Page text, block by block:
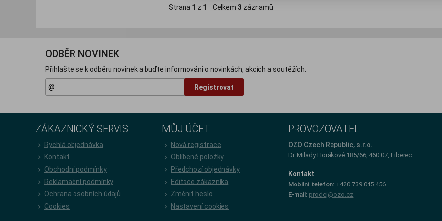
Strana 1 z 1 Celkem 3 záznamů
ODBĚR NOVINEK
Přihlašte se k odběru novinek a buďte informováni o novinkách, akcích a soutěžích.
Registrovat
ZÁKAZNICKÝ SERVIS
Rychlá objednávka
Kontakt
Obchodní podmínky
Reklamační podmínky
Ochrana osobních údajů
Cookies
MŮJ ÚČET
Nová registrace
Oblíbené položky
Předchozí objednávky
Editace zákazníka
Změnit heslo
Nastavení cookies
PROVOZOVATEL
OZO Czech Republic, s.r.o.
Dr. Milady Horákové 185/66, 460 07, Liberec
Kontakt
Mobilní telefon: +420 739 045 456
E-mail: prodej@ozo.cz